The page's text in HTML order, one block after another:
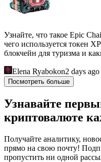
Узнайте, что такое Epic
чего используется токен
блокчейн для туризма и
Elena Ryabokon2 days ago
Посмотреть больше
Узнавайте
криптовалюте
Получайте аналитику,
прямо на свою почту!
пропустить ни одной